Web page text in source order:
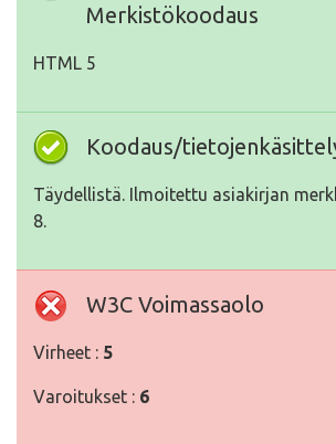
Merkistökoodaus
HTML 5
Koodaus/
Täydellistä. Ilmoitettu asiakirjan
8.
W3C Voimassaolo
Virheet : 5
Varoitukset : 6